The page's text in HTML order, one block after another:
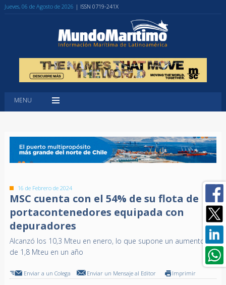
Jueves, 06 de Agosto de 2026 | ISSN 0719-241X
MENU
16 de Febrero de 2024
MSC cuenta con el 54% de su flota de
portacontenedores equipada con
depuradores
Alcanzó los 10,3 Mteu en enero, lo que supone un aumento
de 1,8 Mteu en un año
Enviar a un Colega Enviar un Mensaje al Editor Imprimir